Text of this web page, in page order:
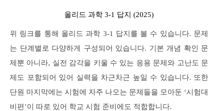
올리드 과학 3-1 답지 (2025)
위 링크를 통해 올리드 과학 3-1 답지를 볼 수 있습니다. 문제
는 단계별로 다양하게 구성되어 있습니다. 기본 개념 확인 문
제뿐 아니라, 실전 감각을 키울 수 있는 응용 문제와 고난도 문
제도 포함되어 있어 실력을 차근차근 높일 수 있습니다. 또한
단원 마지막에는 시험에 자주 나오는 문제들을 모아둔 ‘시험대
비편’이 따로 있어 학교 시험 준비에도 적합합니다.